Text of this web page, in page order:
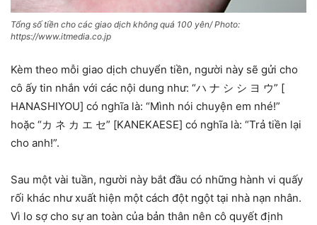
Tổng số tiền cho các giao dịch không quá 100 yên/ Photo:
https://www.itmedia.co.jp
Kèm theo mỗi giao dịch chuyển tiền, người này sẽ gửi cho
cô ấy tin nhắn với các nội dung như: “ハ ナ シ シ ヨ ウ” [
HANASHIYOU] có nghĩa là: “Mình nói chuyện em nhé!”
hoặc “カ ネ カ エ セ” [KANEKAESE] có nghĩa là: “Trả tiền lại
cho anh!”.
Sau một vài tuần, người này bắt đầu có những hành vi quấy
rối khác như xuất hiện một cách đột ngột tại nhà nạn nhân.
Vì lo sợ cho sự an toàn của bản thân nên cô quyết định